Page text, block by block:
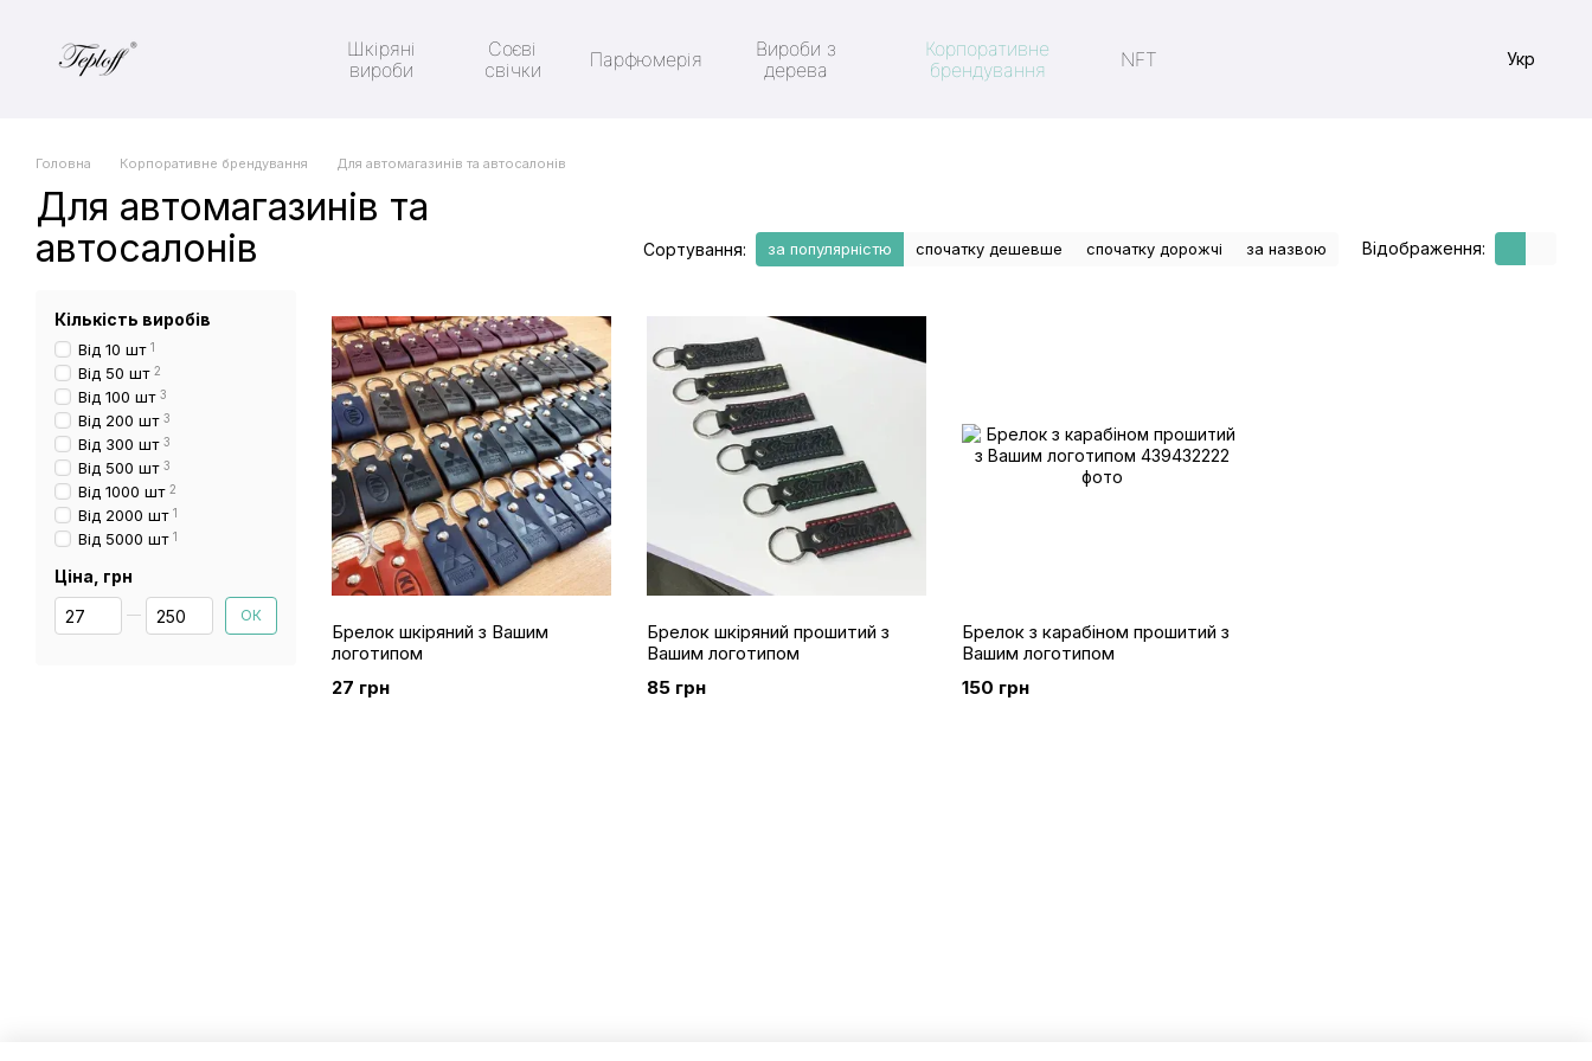
Шкіряні
вироби
Соєві
свічки
Парфюмерія
Вироби з
дерева
Корпоративне
брендування
NFT Укр
Головна Корпоративне брендування Для автомагазинів та автосалонів
Для автомагазинів та
автосалонів
Сортування: за популярністю спочатку дешевше спочатку дорожчі за назвою Відображення:
Брелок шкіряний з Вашим
логотипом
27 грн
Брелок шкіряний прошитий з
Вашим логотипом
85 грн
Брелок з карабіном прошитий з
Вашим логотипом
150 грн
Кількість виробів
Від 10 шт 1
Від 50 шт 2
Від 100 шт 3
Від 200 шт 3
Від 300 шт 3
Від 500 шт 3
Від 1000 шт 2
Від 2000 шт 1
Від 5000 шт 1
Ціна, грн
Від Ціна, грн
До Ціна, грн ОК